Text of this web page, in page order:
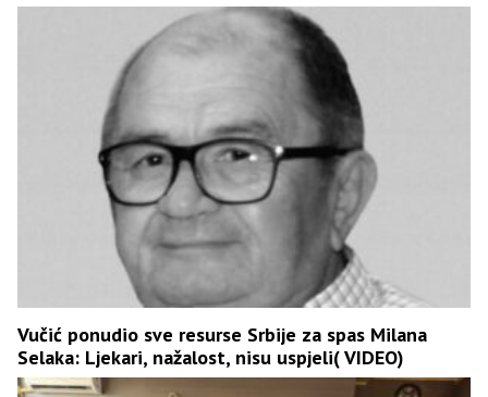
Vučić ponudio sve resurse Srbije za spas Milana
Selaka: Ljekari, nažalost, nisu uspjeli( VIDEO)